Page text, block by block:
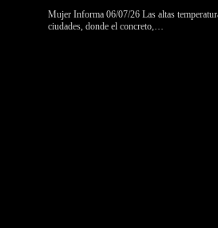
Mujer Informa 06/07/26 Las altas
ciudades, donde el concreto,…